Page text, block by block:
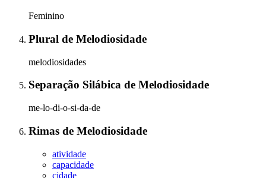
Feminino
Plural de Melodiosidade
melodiosidades
Separação Silábica de Melodiosidade
me-lo-di-o-si-da-de
Rimas de Melodiosidade
atividade
capacidade
cidade